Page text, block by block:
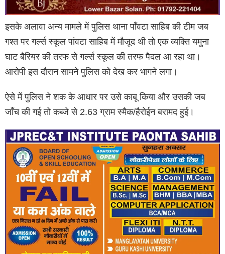
इसके अलावा अन्य मामले में पुलिस थाना पाँवटा साहिब की टीम जब
गश्त पर गर्ल्स स्कूल पांवटा साहिब में मौजूद थी तो एक व्यक्ति यमुना
घाट बैरियर की तरफ से गर्ल्स स्कूल की तरफ पैदल आ रहा था।
आरोपी इस दौरान सामने पुलिस को देख कर भागने लगा।
ऐसे में पुलिस ने शक के आधार पर उसे काबू किया और उसकी जब
जाँच की गई तो कब्जे से 2.63 ग्राम स्मैक/हैरोईन बरामद हुई।